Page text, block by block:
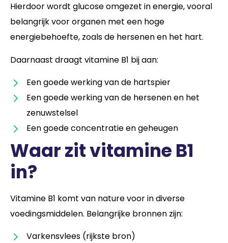
Hierdoor wordt glucose omgezet in energie, vooral
belangrijk voor organen met een hoge
energiebehoefte, zoals de hersenen en het hart.
Daarnaast draagt vitamine B1 bij aan:
Een goede werking van de hartspier
Een goede werking van de hersenen en het
zenuwstelsel
Een goede concentratie en geheugen
Waar zit vitamine B1
in?
Vitamine B1 komt van nature voor in diverse
voedingsmiddelen. Belangrijke bronnen zijn:
Varkensvlees (rijkste bron)